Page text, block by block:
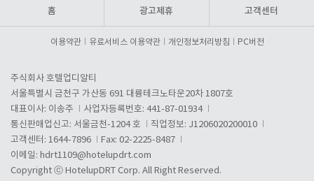
홈 광고제휴 고객센터
이용약관 유료서비스 이용약관 개인정보처리방침 PC버전
주식회사 호텔업디알티
서울특별시 금천구 가산동 691 대륭테크노타운20차 1807호
대표이사: 이송주
사업자등록번호: 441-87-01934
통신판매업신고: 서울금천-1204 호
직업정보: J1206020200010
고객센터: 1644-7896
Fax: 02-2225-8487
이메일: hdrt1109@hotelupdrt.com
Copyright ⓒ HotelupDRT Corp. All Right Reserved.